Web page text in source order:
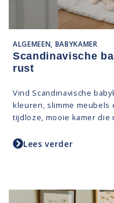
ALGEMEEN, BABYKAMER
Scandinavische
rust
Vind Scandinavische
kleuren, slimme meubels
tijdloze, mooie kamer die
Lees verder